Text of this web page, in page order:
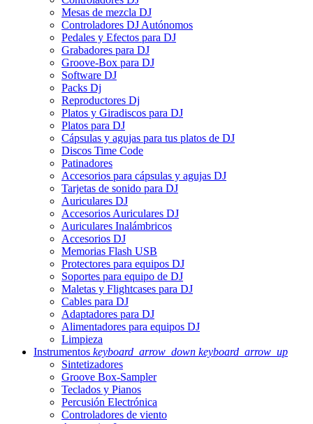
Mesas de mezcla DJ
Controladores DJ Autónomos
Pedales y Efectos para DJ
Grabadores para DJ
Groove-Box para DJ
Software DJ
Packs Dj
Reproductores Dj
Platos y Giradiscos para DJ
Platos para DJ
Cápsulas y agujas para tus platos de DJ
Discos Time Code
Patinadores
Accesorios para cápsulas y agujas DJ
Tarjetas de sonido para DJ
Auriculares DJ
Accesorios Auriculares DJ
Auriculares Inalámbricos
Accesorios DJ
Memorias Flash USB
Protectores para equipos DJ
Soportes para equipo de DJ
Maletas y Flightcases para DJ
Cables para DJ
Adaptadores para DJ
Alimentadores para equipos DJ
Limpieza
Instrumentos keyboard_arrow_down keyboard_arrow_up
Sintetizadores
Groove Box-Sampler
Teclados y Pianos
Percusión Electrónica
Controladores de viento